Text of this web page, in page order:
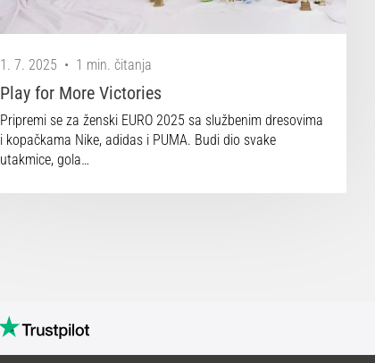
1. 7. 2025 • 1 min. čitanja
Play for More Victories
Pripremi se za ženski EURO 2025 sa službenim dresovima
i kopačkama Nike, adidas i PUMA. Budi dio svake
utakmice, gola…